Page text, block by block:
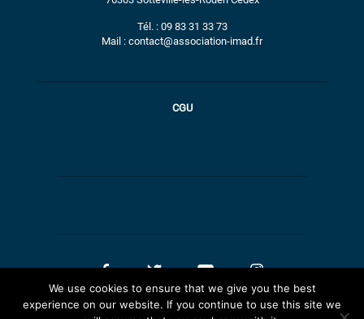
Tél. : 09 83 31 33 73
Mail : contact@association-imad.fr
CGU
We use cookies to ensure that we give you the best
experience on our website. If you continue to use this site we